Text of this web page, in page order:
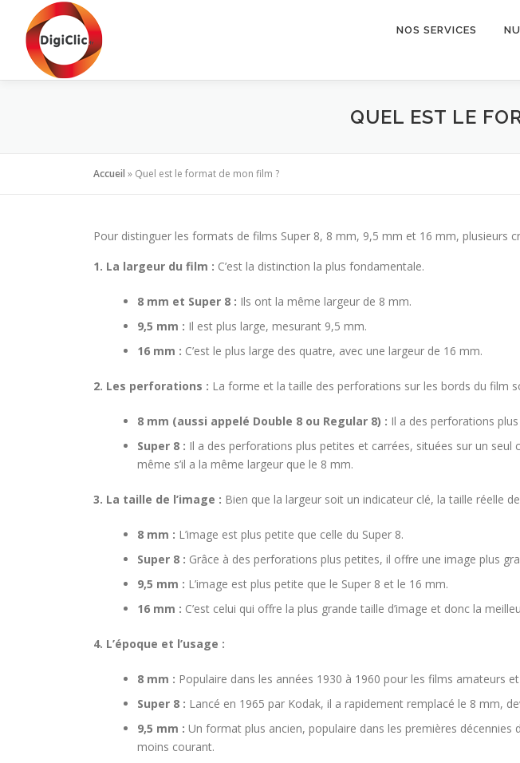
contenu
NOS SERVICES
QUEL EST LE
Accueil » Quel est le format de mon film ?
Pour distinguer les formats de films Super 8, 8 mm, 9,5 mm et 16 mm, plusieurs
1. La largeur du film : C’est la distinction la plus fondamentale.
8 mm et Super 8 : Ils ont la même largeur de 8 mm.
9,5 mm : Il est plus large, mesurant 9,5 mm.
16 mm : C’est le plus large des quatre, avec une largeur de 16 mm.
2. Les perforations : La forme et la taille des perforations sur les bords du film
8 mm (aussi appelé Double 8 ou Regular 8) : Il a des perforations
Super 8 : Il a des perforations plus petites et carrées, situées sur un seul
même s’il a la même largeur que le 8 mm.
3. La taille de l’image : Bien que la largeur soit un indicateur clé, la taille réelle
8 mm : L’image est plus petite que celle du Super 8.
Super 8 : Grâce à des perforations plus petites, il offre une image plus
9,5 mm : L’image est plus petite que le Super 8 et le 16 mm.
16 mm : C’est celui qui offre la plus grande taille d’image et donc la
4. L’époque et l’usage :
8 mm : Populaire dans les années 1930 à 1960 pour les films amateurs
Super 8 : Lancé en 1965 par Kodak, il a rapidement remplacé le 8 mm,
9,5 mm : Un format plus ancien, populaire dans les premières
moins courant.